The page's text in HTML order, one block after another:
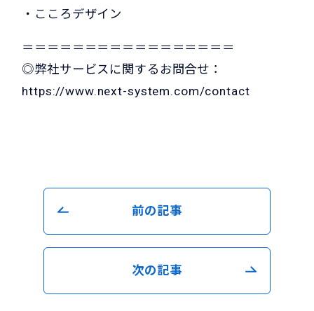
・ こころデザイン
＝＝＝＝＝＝＝＝＝＝＝＝＝＝＝＝＝
◎弊社サービスに関するお問合せ：
https://www.next-system.com/contact
前の記事
次の記事